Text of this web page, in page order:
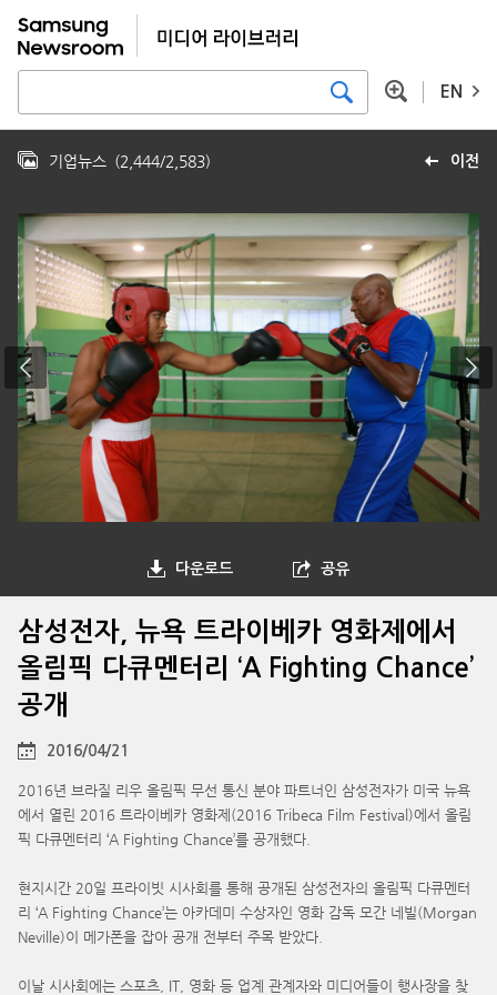
EN
이전
기업뉴스 (2,444/2,583)
다운로드 공유
삼성전자, 뉴욕 트라이베카 영화제에서
올림픽 다큐멘터리 ‘A Fighting Chance’
공개
2016/04/21
2016년 브라질 리우 올림픽 무선 통신 분야 파트너인 삼성전자가 미국 뉴욕
에서 열린 2016 트라이베카 영화제(2016 Tribeca Film Festival)에서 올림
픽 다큐멘터리 ‘A Fighting Chance’를 공개했다.
현지시간 20일 프라이빗 시사회를 통해 공개된 삼성전자의 올림픽 다큐멘터
리 ‘A Fighting Chance’는 아카데미 수상자인 영화 감독 모간 네빌(Morgan
Neville)이 메가폰을 잡아 공개 전부터 주목 받았다.
이날 시사회에는 스포츠, IT, 영화 등 업계 관계자와 미디어들이 행사장을 찾